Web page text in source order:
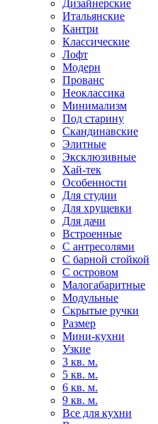
Дизайнерские
Итальянские
Кантри
Классические
Лофт
Модерн
Прованс
Неоклассика
Минимализм
Под старину
Скандинавские
Элитные
Эксклюзивные
Хай-тек
Особенности
Для студии
Для хрущевки
Для дачи
Встроенные
С антресолями
С барной стойкой
С островом
Малогабаритные
Модульные
Скрытые ручки
Размер
Мини-кухни
Узкие
3 кв. м.
5 кв. м.
6 кв. м.
9 кв. м.
Все для кухни